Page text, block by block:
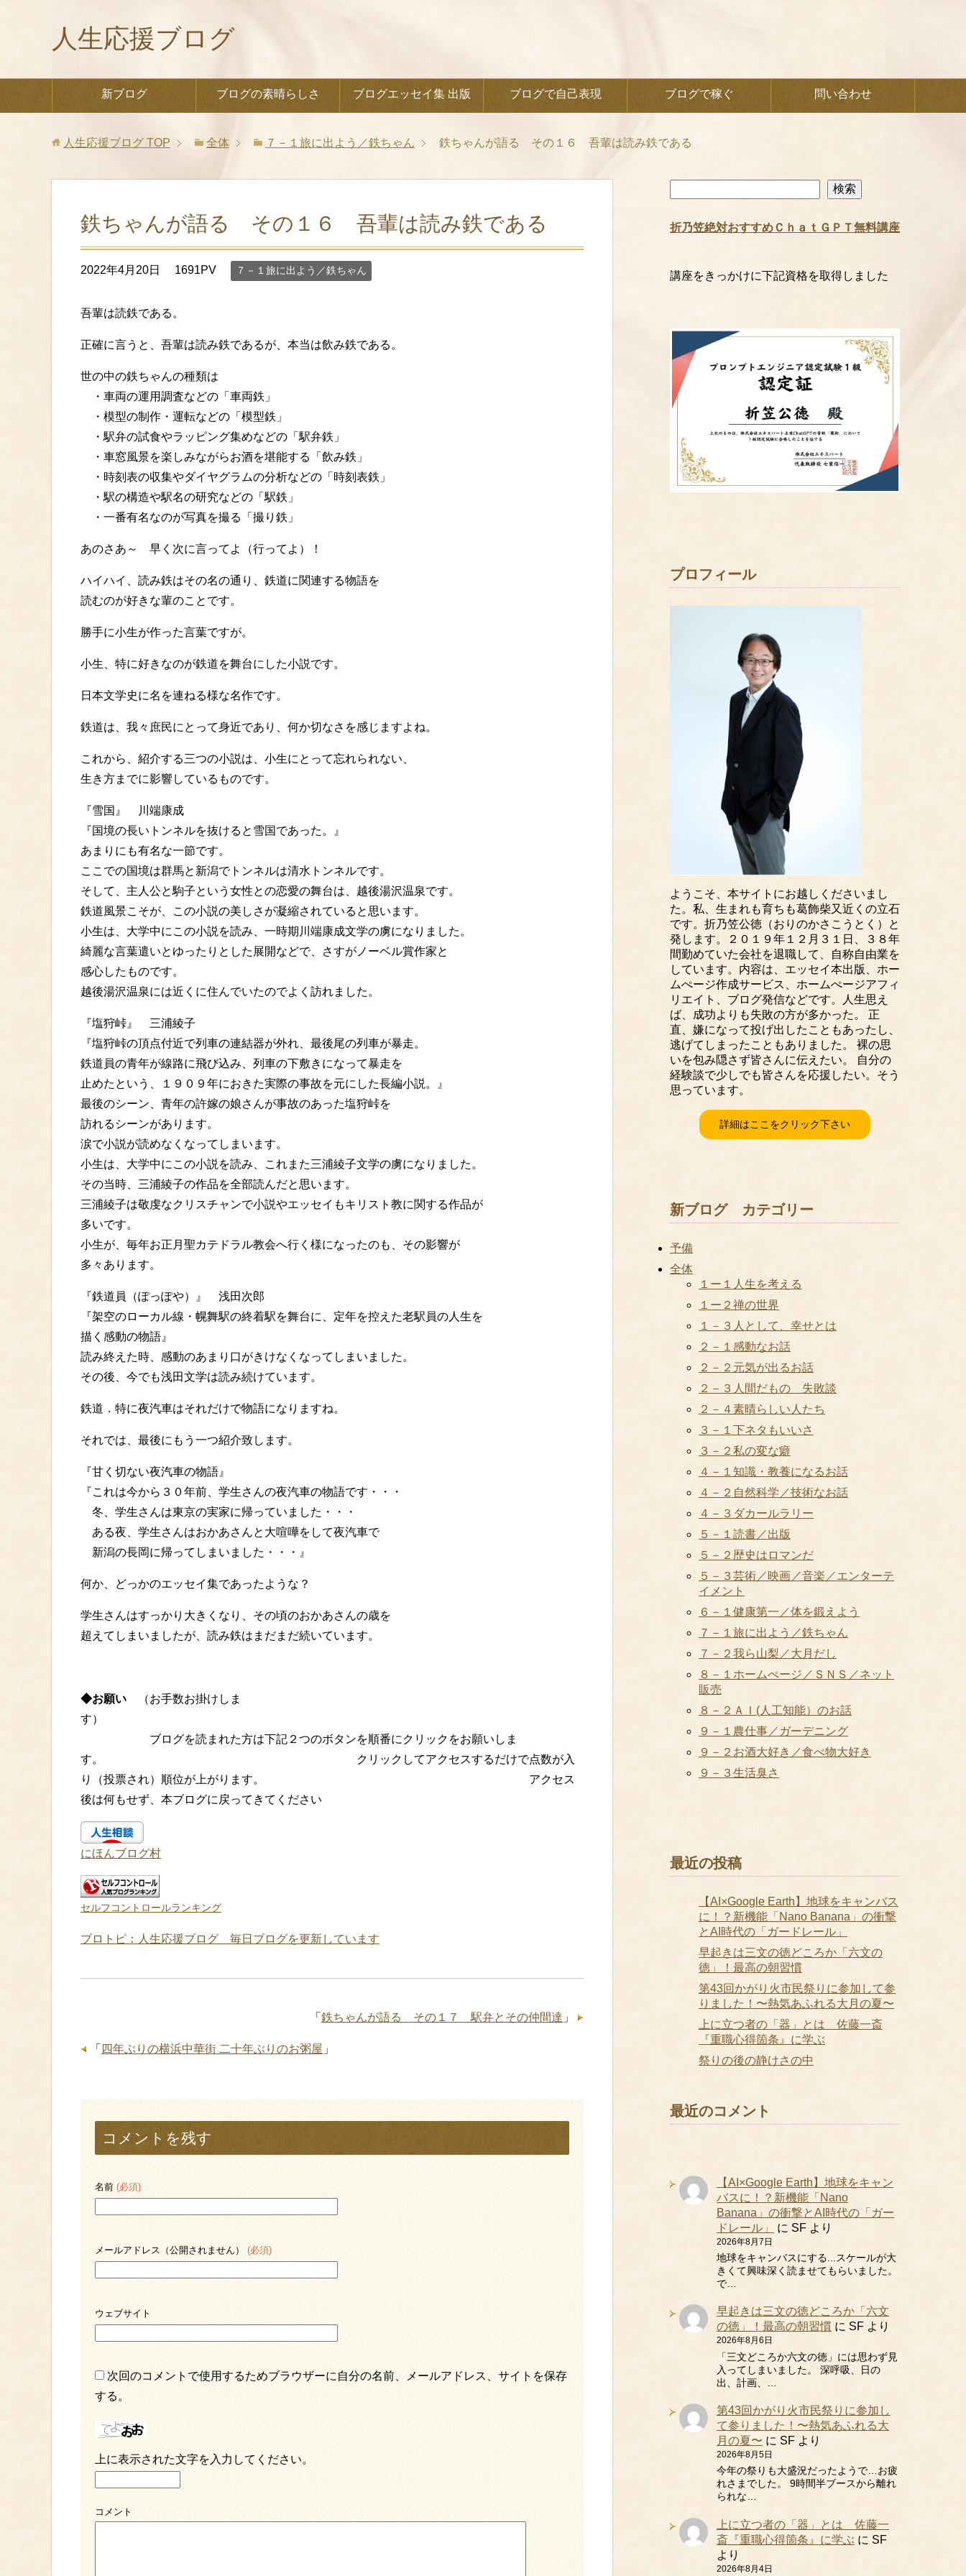
人生応援ブログ
新ブログ ブログの素晴らしさ ブログエッセイ集 出版 ブログで自己表現 ブログで稼ぐ 問い合わせ
人生応援ブログ TOP 全体 ７－１旅に出よう／鉄ちゃん 鉄ちゃんが語る その１６ 吾輩は読み鉄である
鉄ちゃんが語る その１６ 吾輩は読み鉄である
2022年4月20日 1691PV ７－１旅に出よう／鉄ちゃん
吾輩は読鉄である。
正確に言うと、吾輩は読み鉄であるが、本当は飲み鉄である。
世の中の鉄ちゃんの種類は
・車両の運用調査などの「車両鉄」
・模型の制作・運転などの「模型鉄」
・駅弁の試食やラッピング集めなどの「駅弁鉄」
・車窓風景を楽しみながらお酒を堪能する「飲み鉄」
・時刻表の収集やダイヤグラムの分析などの「時刻表鉄」
・駅の構造や駅名の研究などの「駅鉄」
・一番有名なのが写真を撮る「撮り鉄」
あのさあ～ 早く次に言ってよ（行ってよ）！
ハイハイ、読み鉄はその名の通り、鉄道に関連する物語を
読むのが好きな輩のことです。
勝手に小生が作った言葉ですが。
小生、特に好きなのが鉄道を舞台にした小説です。
日本文学史に名を連ねる様な名作です。
鉄道は、我々庶民にとって身近であり、何か切なさを感じますよね。
これから、紹介する三つの小説は、小生にとって忘れられない、
生き方までに影響しているものです。
『雪国』 川端康成
『国境の長いトンネルを抜けると雪国であった。』
あまりにも有名な一節です。
ここでの国境は群馬と新潟でトンネルは清水トンネルです。
そして、主人公と駒子という女性との恋愛の舞台は、越後湯沢温泉です。
鉄道風景こそが、この小説の美しさが凝縮されていると思います。
小生は、大学中にこの小説を読み、一時期川端康成文学の虜になりました。
綺麗な言葉遣いとゆったりとした展開などで、さすがノーベル賞作家と
感心したものです。
越後湯沢温泉には近くに住んでいたのでよく訪れました。
『塩狩峠』 三浦綾子
『塩狩峠の頂点付近で列車の連結器が外れ、最後尾の列車が暴走。
鉄道員の青年が線路に飛び込み、列車の下敷きになって暴走を
止めたという、１９０９年におきた実際の事故を元にした長編小説。』
最後のシーン、青年の許嫁の娘さんが事故のあった塩狩峠を
訪れるシーンがあります。
涙で小説が読めなくなってしまいます。
小生は、大学中にこの小説を読み、これまた三浦綾子文学の虜になりました。
その当時、三浦綾子の作品を全部読んだと思います。
三浦綾子は敬虔なクリスチャンで小説やエッセイもキリスト教に関する作品が
多いです。
小生が、毎年お正月聖カテドラル教会へ行く様になったのも、その影響が
多々あります。
『鉄道員（ぽっぽや）』 浅田次郎
『架空のローカル線・幌舞駅の終着駅を舞台に、定年を控えた老駅員の人生を
描く感動の物語』
読み終えた時、感動のあまり口がきけなくなってしまいました。
その後、今でも浅田文学は読み続けています。
鉄道．特に夜汽車はそれだけで物語になりますね。
それでは、最後にもう一つ紹介致します。
『甘く切ない夜汽車の物語』
『これは今から３０年前、学生さんの夜汽車の物語です・・・
冬、学生さんは東京の実家に帰っていました・・・
ある夜、学生さんはおかあさんと大喧嘩をして夜汽車で
新潟の長岡に帰ってしまいました・・・』
何か、どっかのエッセイ集であったような？
学生さんはすっかり大きくなり、その頃のおかあさんの歳を
超えてしまいましたが、読み鉄はまだまだ続いています。
◆お願い （お手数お掛けしま
す）
ブログを読まれた方は下記２つのボタンを順番にクリックをお願いしま
す。 クリックしてアクセスするだけで点数が入
り（投票され）順位が上がります。 アクセス
後は何もせず、本ブログに戻ってきてください
にほんブログ村
セルフコントロールランキング
ブロトピ：人生応援ブログ 毎日ブログを更新しています
「 鉄ちゃんが語る その１７ 駅弁とその仲間達 」
「 四年ぶりの横浜中華街 二十年ぶりのお粥屋 」
コメントを残す
名前 (必須)
メールアドレス（公開されません） (必須)
ウェブサイト
次回のコメントで使用するためブラウザーに自分の名前、メールアドレス、サイトを保存
する。
上に表示された文字を入力してください。
コメント
索
検索
折乃笠絶対おすすめＣｈａｔＧＰＴ無料講座
講座をきっかけに下記資格を取得しました
プロフィール
ようこそ、本サイトにお越しくださいまし
た。私、生まれも育ちも葛飾柴又近くの立石
です。折乃笠公徳（おりのかさこうとく）と
発します。２０１９年１２月３１日、３８年
間勤めていた会社を退職して、自称自由業を
しています。内容は、エッセイ本出版、ホー
ムぺージ作成サービス、ホームぺージアフィ
リエイト、ブログ発信などです。人生思え
ば、成功よりも失敗の方が多かった。 正
直、嫌になって投げ出したこともあったし、
逃げてしまったこともありました。 裸の思
いを包み隠さず皆さんに伝えたい。 自分の
経験談で少しでも皆さんを応援したい。そう
思っています。
詳細はここをクリック下さい
新ブログ カテゴリー
予備
全体
１ー１人生を考える
１ー２禅の世界
１－３人として、幸せとは
２－１感動なお話
２－２元気が出るお話
２－３人間だもの 失敗談
２－４素晴らしい人たち
３－１下ネタもいいさ
３－２私の変な癖
４－１知識・教養になるお話
４－２自然科学／技術なお話
４－３ダカールラリー
５－１読書／出版
５－２歴史はロマンだ
５－３芸術／映画／音楽／エンターテ
イメント
６－１健康第一／体を鍛えよう
７－１旅に出よう／鉄ちゃん
７－２我ら山梨／大月だし
８－１ホームぺージ／ＳＮＳ／ネット
販売
８－２ＡＩ(人工知能）のお話
９－１農仕事／ガーデニング
９－２お酒大好き／食べ物大好き
９－３生活臭さ
最近の投稿
【AI×Google Earth】地球をキャンバス
に！？新機能「Nano Banana」の衝撃
とAI時代の「ガードレール」
早起きは三文の徳どころか「六文の
徳」！最高の朝習慣
第43回かがり火市民祭りに参加して参
りました！〜熱気あふれる大月の夏〜
上に立つ者の「器」とは 佐藤一斎
『重職心得箇条』に学ぶ
祭りの後の静けさの中
最近のコメント
【AI×Google Earth】地球をキャン
バスに！？新機能「Nano
Banana」の衝撃とAI時代の「ガー
ドレール」
に SF より
2026年8月7日
地球をキャンバスにする...スケールが大
きくて興味深く読ませてもらいました。
で…
早起きは三文の徳どころか「六文
の徳」！最高の朝習慣 に SF より
2026年8月6日
「三文どころか六文の徳」には思わず見
入ってしまいました。 深呼吸、日の
出、計画、…
第43回かがり火市民祭りに参加し
て参りました！〜熱気あふれる大
月の夏〜 に SF より
2026年8月5日
今年の祭りも大盛況だったようで…お疲
れさまでした。 9時間半ブースから離れ
られな…
上に立つ者の「器」とは 佐藤一
斎『重職心得箇条』に学ぶ に SF
より
2026年8月4日